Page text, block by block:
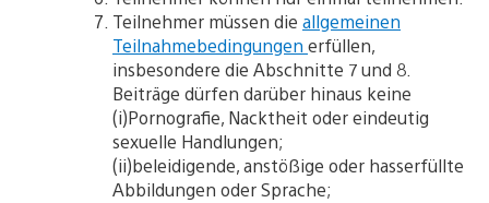
Teilnehmer müssen die allgemeinen
Teilnahmebedingungen erfüllen,
insbesondere die Abschnitte 7 und 8.
Beiträge dürfen darüber hinaus keine
(i)Pornografie, Nacktheit oder eindeutig
sexuelle Handlungen;
(ii)beleidigende, anstößige oder hasserfüllte
Abbildungen oder Sprache;